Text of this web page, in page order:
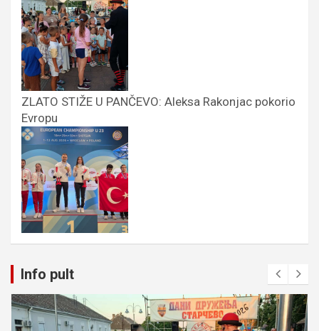
ZLATO STIŽE U PANČEVO: Aleksa Rakonjac pokorio
Evropu
Info pult